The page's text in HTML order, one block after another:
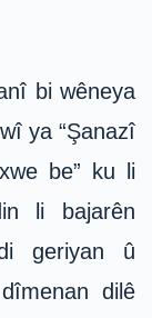
bi wêneya
ya “Şanazî
be” ku li
li bajarên
geriyan û
dilê